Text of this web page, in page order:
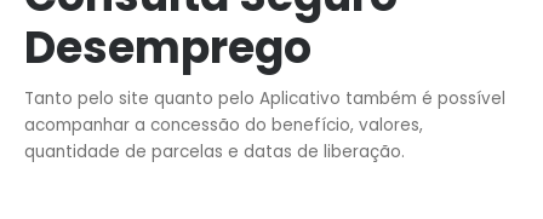
Desemprego
Tanto pelo site quanto pelo Aplicativo também é possível
acompanhar a concessão do benefício, valores,
quantidade de parcelas e datas de liberação.